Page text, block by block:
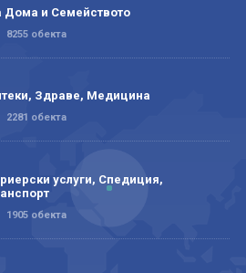
Дома и Семейството
8255 обекта
Здраве, Медицина
2281 обекта
услуги, Спедиция,
1905 обекта